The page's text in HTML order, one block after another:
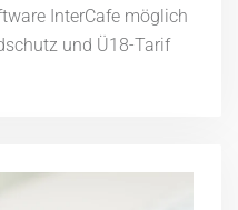
InterCafe möglich
und Ü18-Tarif